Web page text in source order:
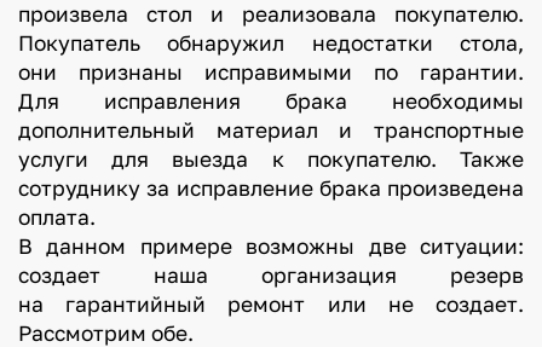
произвела стол и реализовала покупателю.
Покупатель обнаружил недостатки стола,
они признаны исправимыми по гарантии.
Для исправления брака необходимы
дополнительный материал и транспортные
услуги для выезда к покупателю. Также
сотруднику за исправление брака произведена
оплата.
В данном примере возможны две ситуации:
создает наша организация резерв
на гарантийный ремонт или не создает.
Рассмотрим обе.